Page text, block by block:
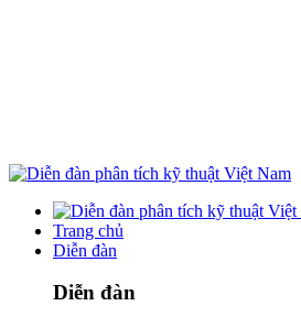
Trang chủ
Diễn đàn
Diễn đàn